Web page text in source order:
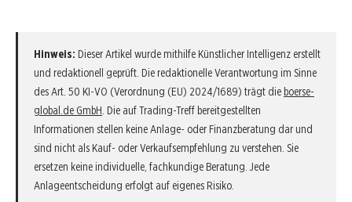
Hinweis: Dieser Artikel wurde mithilfe Künstlicher Intelligenz erstellt
und redaktionell geprüft. Die redaktionelle Verantwortung im Sinne
des Art. 50 KI-VO (Verordnung (EU) 2024/1689) trägt die boerse-
global.de GmbH . Die auf Trading-Treff bereitgestellten
Informationen stellen keine Anlage- oder Finanzberatung dar und
sind nicht als Kauf- oder Verkaufsempfehlung zu verstehen. Sie
ersetzen keine individuelle, fachkundige Beratung. Jede
Anlageentscheidung erfolgt auf eigenes Risiko.